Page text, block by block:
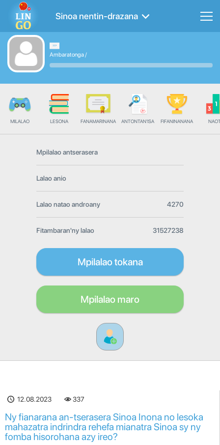
Sinoa nentin-drazana
Ambaratonga/
MILALAO LESONA FANAMARINANA ANTONTAN'ISA FIFANINANANA
Mpilalao antserasera
Lalao anio
Lalao natao androany 4270
Fitambaran'ny lalao 31527238
Mpilalao tokana
Mpilalao maro
12.08.2023 337
Ny fianarana an-tserasera Sinoa Inona no lesoka
mahazatra indrindra rehefa mianatra Sinoa sy ny
fomba hisorohana azy ireo?